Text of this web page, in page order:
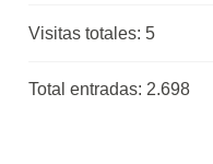
Visitas totales: 5
Total entradas:2.698